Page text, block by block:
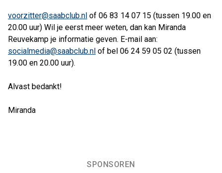
voorzitter@saabclub.nl of 06 83 14 07 15 (tussen 19.00 en
20.00 uur) Wil je eerst meer weten, dan kan Miranda
Reuvekamp je informatie geven. E-mail aan:
socialmedia@saabclub.nl of bel 06 24 59 05 02 (tussen
19.00 en 20.00 uur).
Alvast bedankt!
Miranda
SPONSOREN